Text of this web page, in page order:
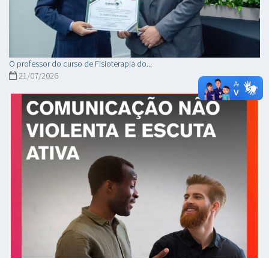
O professor do curso de Fisioterapia do...
21/07/2026